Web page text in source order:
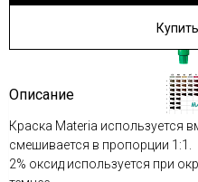
Описание
Краска Materia используется
смешивается в пропорции 1:1.
2% оксид используется при